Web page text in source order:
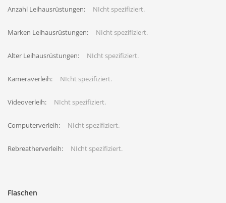
Anzahl Leihausrüstungen: NIcht spezifiziert.
Marken Leihausrüstungen: NIcht spezifiziert.
Alter Leihausrüstungen: NIcht spezifiziert.
Kameraverleih: NIcht spezifiziert.
Videoverleih: NIcht spezifiziert.
Computerverleih: NIcht spezifiziert.
Rebreatherverleih: NIcht spezifiziert.
Flaschen